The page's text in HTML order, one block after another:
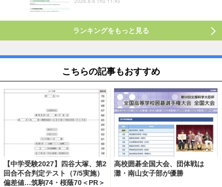
ランキングをもっと見る
こちらの記事もおすすめ
【中学受験2027】四谷大塚、第2
回合不合判定テスト（7/5実施）
偏差値…筑駒74・桜蔭70＜PR＞
高校囲碁全国大会、団体戦は
灘・南山女子部が優勝